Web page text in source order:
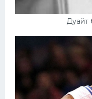
Дуайт